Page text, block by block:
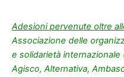
Adesioni pervenute oltre
Associazione delle
e solidarietà internazionale
Agisco, Alternativa,